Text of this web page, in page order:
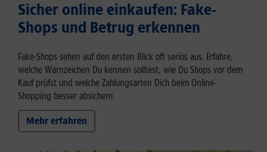
Sicher online einkaufen: Fake-
Shops und Betrug erkennen
Fake-Shops sehen auf den ersten Blick oft seriös aus. Erfahre,
welche Warnzeichen Du kennen solltest, wie Du Shops vor dem
Kauf prüfst und welche Zahlungsarten Dich beim Online-
Shopping besser absichern.
Mehr erfahren